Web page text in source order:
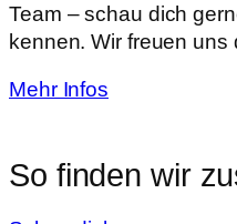
Team – schau dich
kennen. Wir freuen uns
Mehr Infos
So finden wir